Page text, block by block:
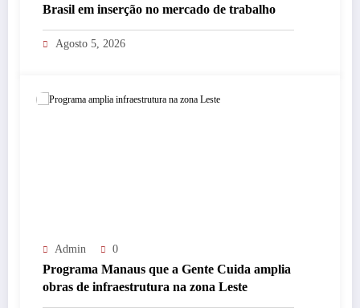
Brasil em inserção no mercado de trabalho
Agosto 5, 2026
Admin 0
Programa Manaus que a Gente Cuida amplia
obras de infraestrutura na zona Leste